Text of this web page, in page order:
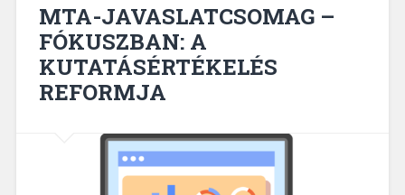
MTA-JAVASLATCSOMAG –
FÓKUSZBAN: A
KUTATÁSÉRTÉKELÉS
REFORMJA